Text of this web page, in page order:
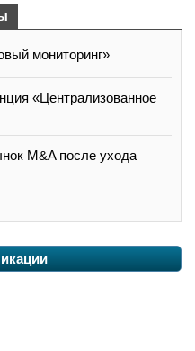
мониторинг»
«Централизованное
M&A после ухода